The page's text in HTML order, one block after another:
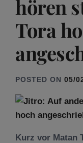
hören
Tora
POSTED ON 05/
Kurz vor Matan